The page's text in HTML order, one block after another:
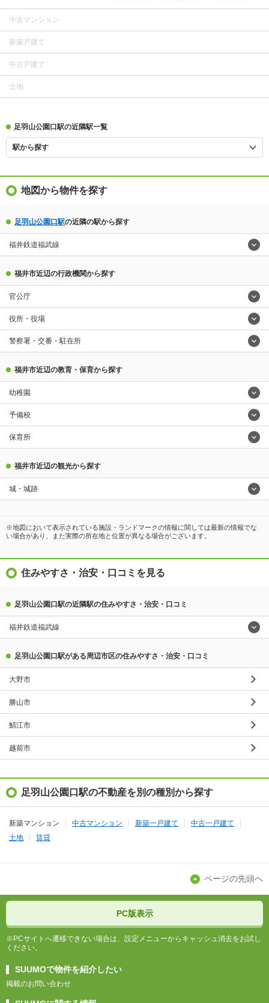
中古マンション
新築戸建て
中古戸建て
土地
足羽山公園口駅の近隣駅一覧
駅から探す
地図から物件を探す
足羽山公園口駅の近隣の駅から探す
福井鉄道福武線
福井市近辺の行政機関から探す
官公庁
役所・役場
警察署・交番・駐在所
福井市近辺の教育・保育から探す
幼稚園
予備校
保育所
福井市近辺の観光から探す
城・城跡
※地図において表示されている施設・ランドマークの情報に関しては最新の情報でな
い場合があり、また実際の所在地と位置が異なる場合がございます。
住みやすさ・治安・口コミを見る
足羽山公園口駅の近隣駅の住みやすさ・治安・口コミ
福井鉄道福武線
足羽山公園口駅がある周辺市区の住みやすさ・治安・口コミ
大野市
勝山市
鯖江市
越前市
足羽山公園口駅の不動産を別の種別から探す
新築マンション 中古マンション 新築一戸建て
中古一戸建て
土地
賃貸
ページの先頭へ
PC版表示
※PCサイトへ遷移できない場合は、設定メニューからキャッシュ消去をお試し
ください。
SUUMOで物件を紹介したい
掲載のお問い合わせ